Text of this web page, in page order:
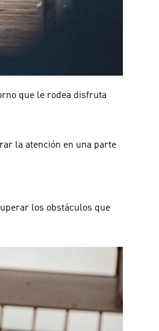
que le rodea disfruta
la atención en una parte
los obstáculos que